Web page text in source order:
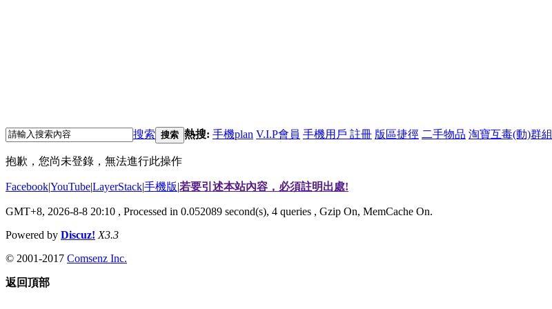
搜索 搜索 熱搜: 手機plan V.I.P會員 手機用戶 註冊 版區捷徑 二手物品 淘寶互毒(動)群組
抱歉，您尚未登錄，無法進行此操作
Facebook|YouTube|LayerStack|手機版|若要引述本站內容，必須註明出處!
GMT+8, 2026-8-8 20:10 , Processed in 0.052089 second(s), 4 queries , Gzip On, MemCache On.
Powered by Discuz! X3.3
© 2001-2017 Comsenz Inc.
返回頂部